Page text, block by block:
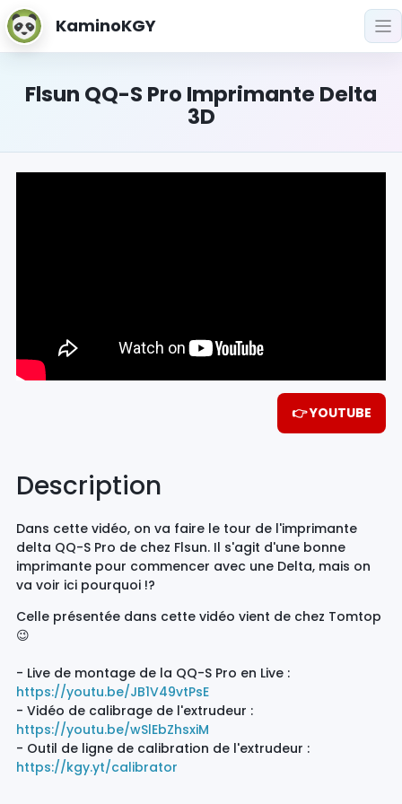
KaminoKGY
Flsun QQ-S Pro Imprimante Delta
3D
👉 YOUTUBE
Description
Dans cette vidéo, on va faire le tour de l'imprimante
delta QQ-S Pro de chez Flsun. Il s'agit d'une bonne
imprimante pour commencer avec une Delta, mais on
va voir ici pourquoi !?
Celle présentée dans cette vidéo vient de chez Tomtop
😉
- Live de montage de la QQ-S Pro en Live :
https://youtu.be/JB1V49vtPsE
- Vidéo de calibrage de l'extrudeur :
https://youtu.be/wSlEbZhsxiM
- Outil de ligne de calibration de l'extrudeur :
https://kgy.yt/calibrator